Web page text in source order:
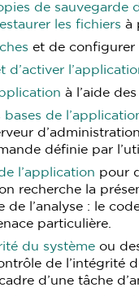
de sauvegarde
les fichiers à
et de configurer
d’activer
à l’aide
de
définie par
l’application pour
recherche la
de l’analyse : le
particulière.
du système ou
de l’intégrité
d’une tâche